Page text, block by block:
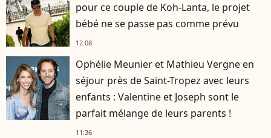
pour ce couple de Koh-Lanta, le projet
bébé ne se passe pas comme prévu
12:08
Ophélie Meunier et Mathieu Vergne en
séjour près de Saint-Tropez avec leurs
enfants : Valentine et Joseph sont le
parfait mélange de leurs parents !
11:36